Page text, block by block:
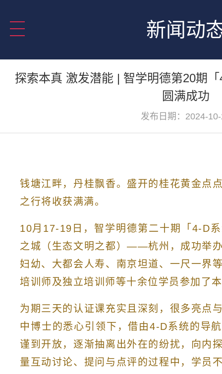
新闻动
探索本真 激发潜能 | 智学明德第20期
圆满成功
发布日期：2024-
钱塘江畔，丹桂飘香。盛开的桂花黄金点
之行将收获满满。
10月17-19日，智学明德第二十期「4-D
之城（生态文明之都）——杭州，成功举
妇幼、大都会人寿、南京坦道、一尺一界
培训师及独立培训师等十余位学员参加了
为期三天的认证课充实且深刻，很多亮点
中博士的悉心引领下，借由4-D系统的导
谨到开放，逐渐抽离出外在的纷扰，向内
量互动讨论、提问与点评的过程中，学员